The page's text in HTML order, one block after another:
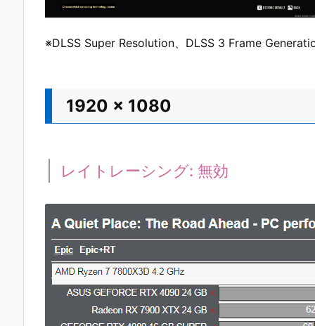
※DLSS Super Resolution、DLSS 3 Frame
1920 x 1080
レイトレーシング: 無効